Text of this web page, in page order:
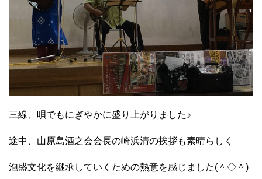
三線、唄でもにぎやかに盛り上がりました♪
途中、山原島酒之会会長の崎浜清の挨拶も素晴らしく
泡盛文化を継承していくための熱意を感じました(＾◇＾)